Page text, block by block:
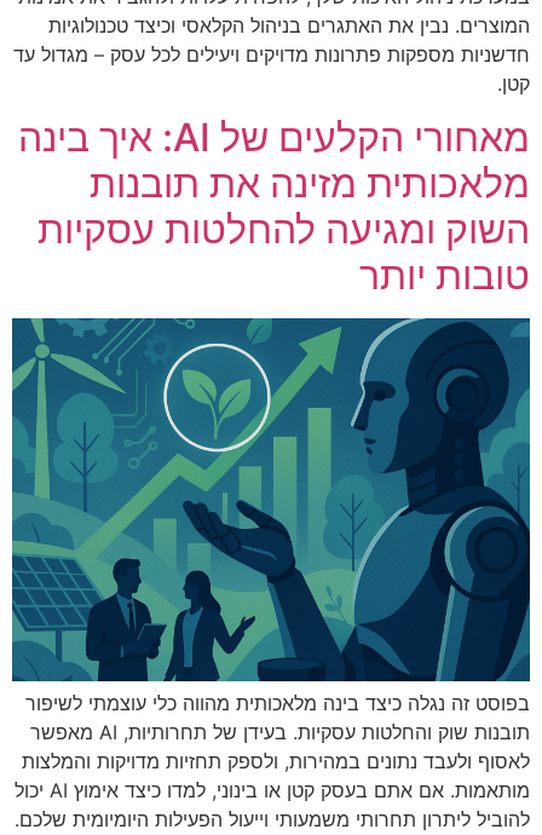
המוצרים. נבין את האתגרים בניהול הקלאסי וכיצד טכנולוגיות
חדשניות מספקות פתרונות מדויקים ויעילים לכל עסק – מגדול עד
קטן.
מאחורי הקלעים של AI: איך בינה
מלאכותית מזינה את תובנות
השוק ומגיעה להחלטות עסקיות
טובות יותר
בפוסט זה נגלה כיצד בינה מלאכותית מהווה כלי עוצמתי לשיפור
תובנות שוק והחלטות עסקיות. בעידן של תחרותיות, AI מאפשר
לאסוף ולעבד נתונים במהירות, ולספק תחזיות מדויקות והמלצות
מותאמות. אם אתם בעסק קטן או בינוני, למדו כיצד אימוץ AI יכול
להוביל ליתרון תחרותי משמעותי וייעול הפעילות היומיומית שלכם.